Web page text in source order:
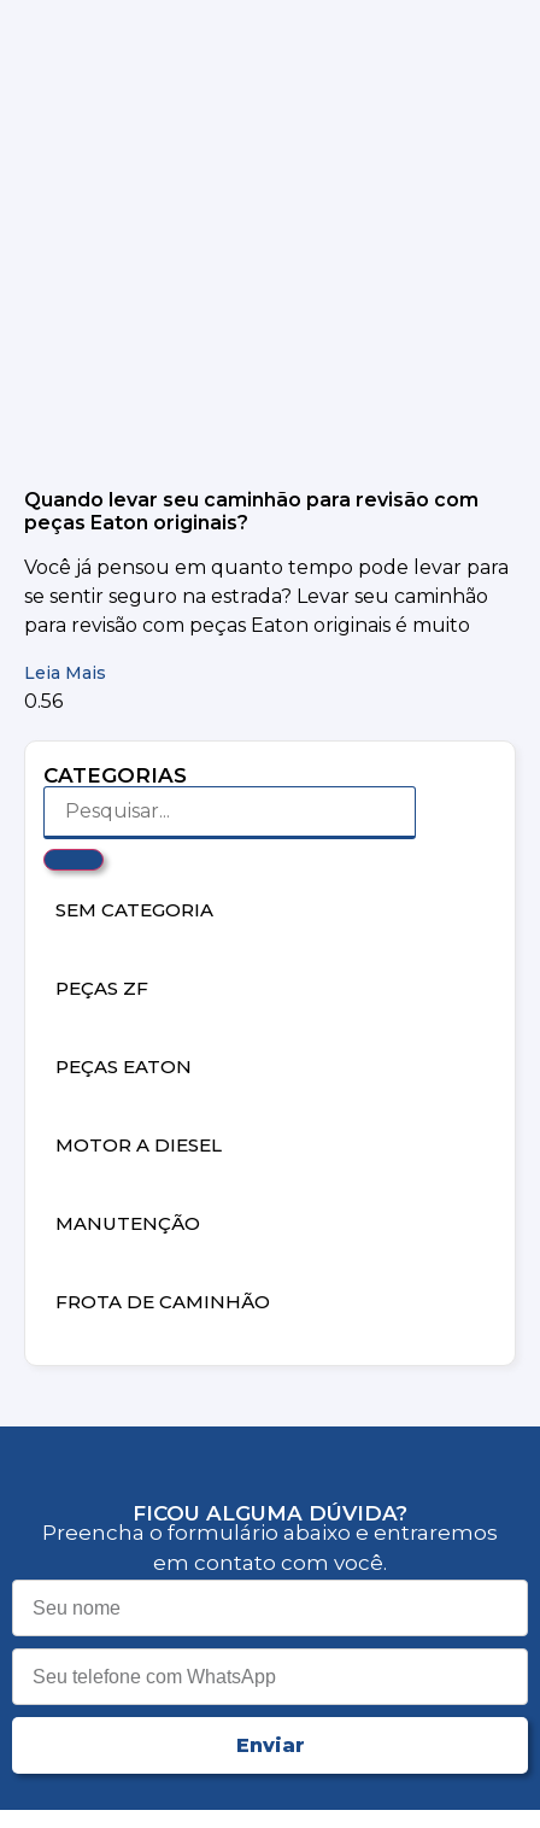
CATEGORIAS
SEM CATEGORIA
PEÇAS ZF
PEÇAS EATON
MOTOR A DIESEL
MANUTENÇÃO
FROTA DE CAMINHÃO
Quando levar seu caminhão para revisão com
peças Eaton originais?
Você já pensou em quanto tempo pode levar para
se sentir seguro na estrada? Levar seu caminhão
para revisão com peças Eaton originais é muito
Leia Mais
FICOU ALGUMA DÚVIDA?
Preencha o formulário abaixo e entraremos
em contato com você.
Enviar